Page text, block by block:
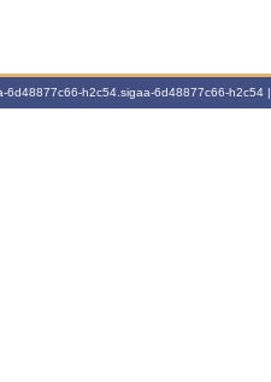
6d48877c66-h2c54.sigaa-6d48877c66-h2c54 |